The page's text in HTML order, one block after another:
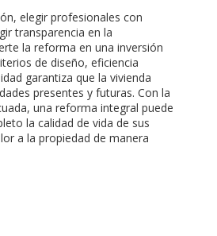
elegir profesionales con
transparencia en la
la reforma en una inversión
de diseño, eficiencia
garantiza que la vivienda
presentes y futuras. Con la
una reforma integral puede
la calidad de vida de sus
a la propiedad de manera